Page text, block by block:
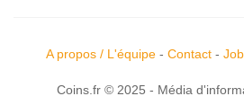
A propos / L'équipe- Contact-
Coins.fr © 2025 - Média